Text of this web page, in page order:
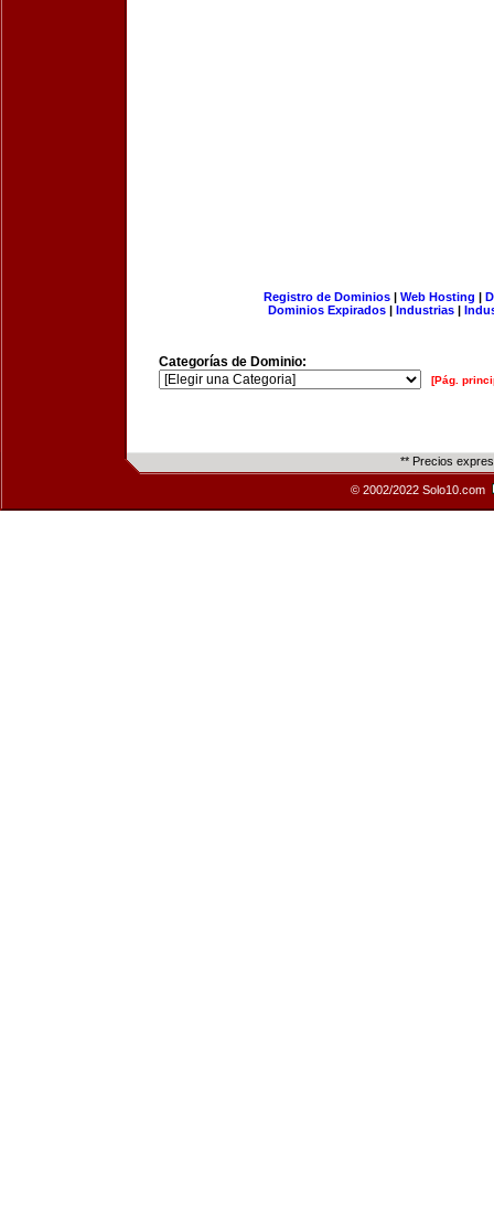
Registro de Dominios| Web Hosting |
Dominios Expirados | Industrias |
Categorías de Dominio:
[Pág.
** Precios
© 2002/2022 Solo10.com